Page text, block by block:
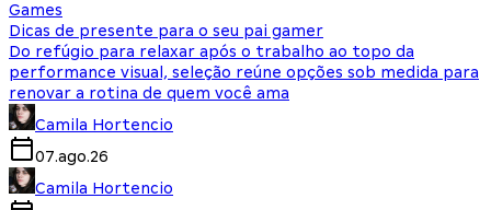
Games
Dicas de presente para o seu pai gamer
Do refúgio para relaxar após o trabalho ao topo da
performance visual, seleção reúne opções sob medida para
renovar a rotina de quem você ama
Camila Hortencio
07.ago.26
Camila Hortencio